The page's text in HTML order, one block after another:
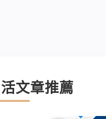
文章推薦